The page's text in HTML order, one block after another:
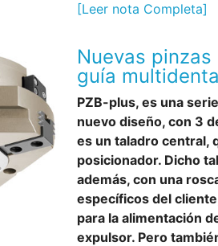
[Leer nota Completa]
Nuevas
guía
PZB-plus, es una
nuevo diseño, con 3
es un taladro central,
posicionador. Dicho
además, con una
específicos del
para la alimentación
expulsor. Pero